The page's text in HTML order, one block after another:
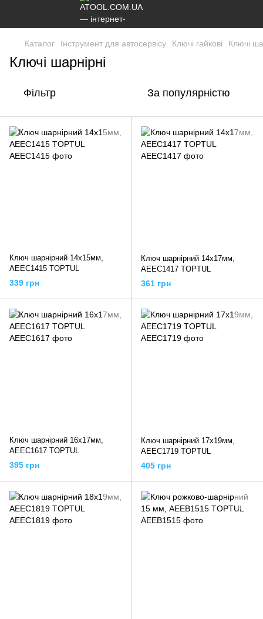
Каталог Інструмент для автосервісу Ключі гайкові Ключі
Ключі шарнірні
Фільтр За популярністю
Ключ шарнірний 14х15мм,
AEEC1415 TOPTUL
339 грн
Ключ шарнірний 14х17мм,
AEEC1417 TOPTUL
361 грн
Ключ шарнірний 16х17мм,
AEEC1617 TOPTUL
395 грн
Ключ шарнірний 17х19мм,
AEEC1719 TOPTUL
405 грн